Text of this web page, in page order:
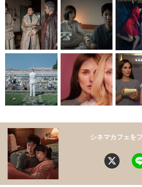
シネマカフェを